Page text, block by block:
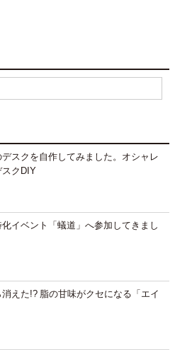
スクを自作してみました。オシャレ
スクDIY
化イベント「蟻道」へ参加してきまし
えた!? 脂の甘味がクセになる「エイ